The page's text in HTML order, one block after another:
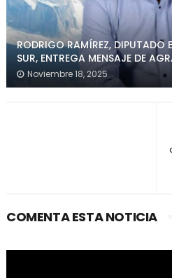
RODRIGO RAMÍREZ, DIPUTADO
SUR, ENTREGA MENSAJE DE
Noviembre 18, 2025
COMENTA ESTA NOTICIA